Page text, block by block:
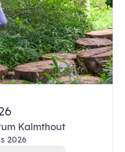
Kalmthout
2026